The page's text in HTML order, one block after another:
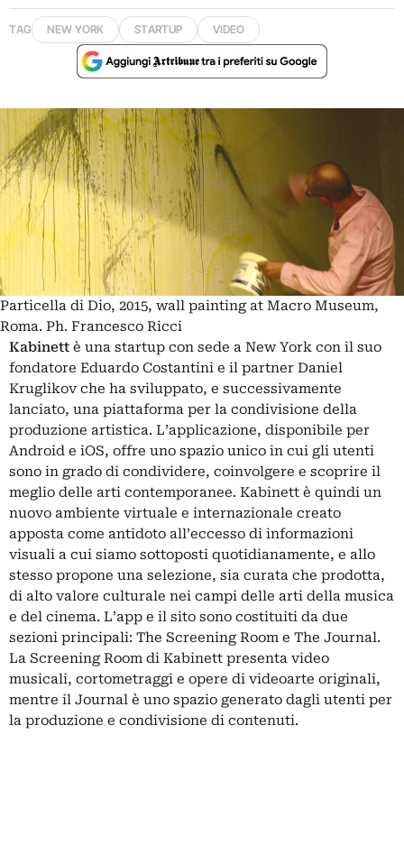
TAG NEW YORK STARTUP VIDEO
Particella di Dio, 2015, wall painting at Macro Museum,
Roma. Ph. Francesco Ricci
Kabinett è una startup con sede a New York con il suo
fondatore Eduardo Costantini e il partner Daniel
Kruglikov che ha sviluppato, e successivamente
lanciato, una piattaforma per la condivisione della
produzione artistica. L’applicazione, disponibile per
Android e iOS, offre uno spazio unico in cui gli utenti
sono in grado di condividere, coinvolgere e scoprire il
meglio delle arti contemporanee. Kabinett è quindi un
nuovo ambiente virtuale e internazionale creato
apposta come antidoto all’eccesso di informazioni
visuali a cui siamo sottoposti quotidianamente, e allo
stesso propone una selezione, sia curata che prodotta,
di alto valore culturale nei campi delle arti della musica
e del cinema. L’app e il sito sono costituiti da due
sezioni principali: The Screening Room e The Journal.
La Screening Room di Kabinett presenta video
musicali, cortometraggi e opere di videoarte originali,
mentre il Journal è uno spazio generato dagli utenti per
la produzione e condivisione di contenuti.